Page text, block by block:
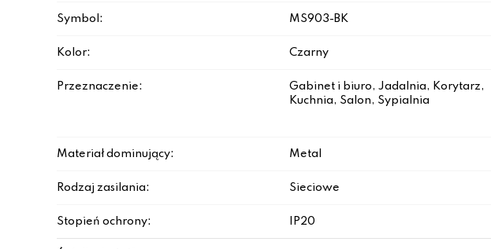
Symbol: MS903-BK
Kolor: Czarny
Przeznaczenie:
Gabinet i biuro, Jadalnia, Korytarz,
Kuchnia, Salon, Sypialnia
Materiał dominujący: Metal
Rodzaj zasilania: Sieciowe
Stopień ochrony: IP20